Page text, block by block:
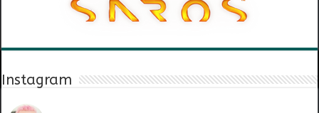
Instagram